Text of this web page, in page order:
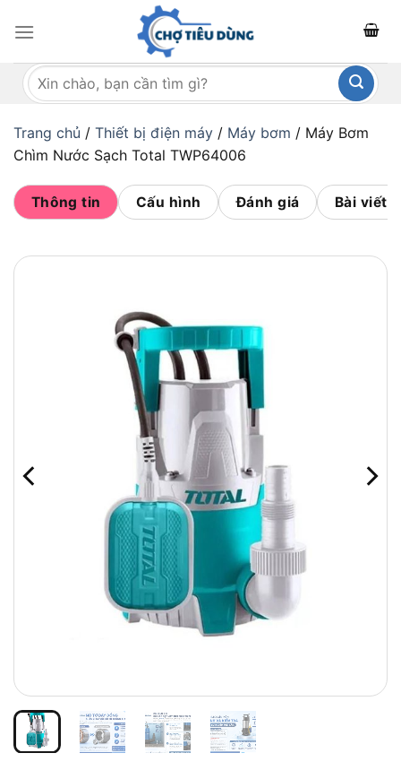
qua
dungTìm
kiếm:
Trang chủ / Thiết bị điện máy / Máy bơm / Máy Bơm
Chìm Nước Sạch Total TWP64006
Thông tin Cấu hình Đánh giá Bài viết